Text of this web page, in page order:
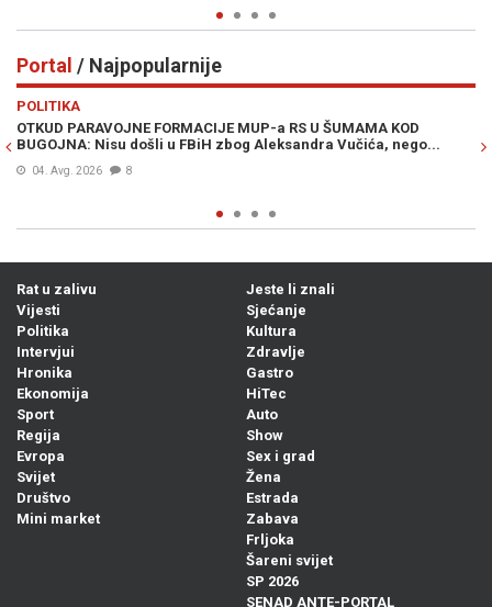
Portal / Najpopularnije
POLITIKA
OTKUD PARAVOJNE FORMACIJE MUP-a RS U ŠUMAMA KOD
BUGOJNA: Nisu došli u FBiH zbog Aleksandra Vučića, nego...
04. Avg. 2026 8
Rat u zalivu
Vijesti
Politika
Intervjui
Hronika
Ekonomija
Sport
Regija
Evropa
Svijet
Društvo
Mini market
Jeste li znali
Sjećanje
Kultura
Zdravlje
Gastro
HiTec
Auto
Show
Sex i grad
Žena
Estrada
Zabava
Frljoka
Šareni svijet
SP 2026
SENAD ANTE-PORTAL